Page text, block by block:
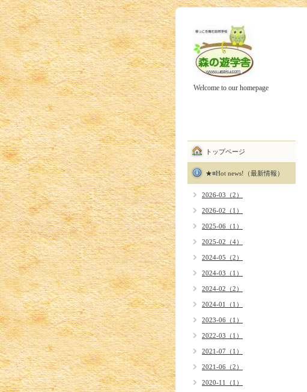
Welcome to our homepage
トップページ
★≡Hot news!（最新情報）
2026-03（2）
2026-02（1）
2025-06（1）
2025-02（4）
2024-05（2）
2024-03（1）
2024-02（2）
2024-01（1）
2023-06（1）
2022-03（1）
2021-07（1）
2021-06（2）
2020-11（1）